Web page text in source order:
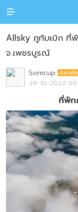

Allsky ภูทับเบิก ที่
จ.เพชรบูรณ์
Somcup
29-10-2022
ที่พัก